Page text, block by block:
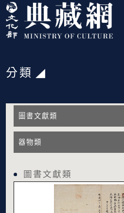
跳到主要內容
:::
:::
分類
圖書文獻類
器物類
圖書文獻類